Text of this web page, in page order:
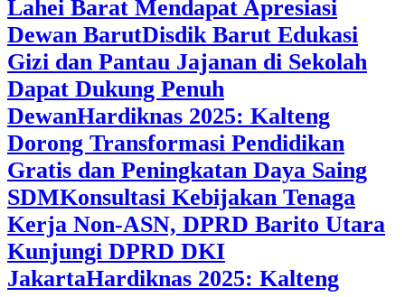
Lahei Barat Mendapat Apresiasi
Dewan BarutDisdik Barut Edukasi
Gizi dan Pantau Jajanan di Sekolah
Dapat Dukung Penuh
DewanHardiknas 2025: Kalteng
Dorong Transformasi Pendidikan
Gratis dan Peningkatan Daya Saing
SDMKonsultasi Kebijakan Tenaga
Kerja Non-ASN, DPRD Barito Utara
Kunjungi DPRD DKI
JakartaHardiknas 2025: Kalteng